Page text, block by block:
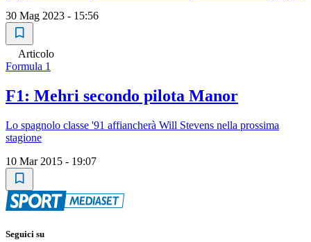
30 Mag 2023 - 15:56
Articolo
Formula 1
F1: Mehri secondo pilota Manor
Lo spagnolo classe '91 affiancherà Will Stevens nella prossima
stagione
10 Mar 2015 - 19:07
Seguici su